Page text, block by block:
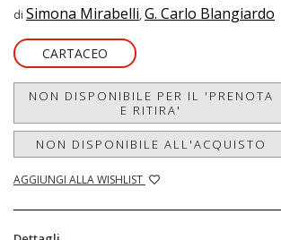
di Simona Mirabelli, G. Carlo Blangiardo
CARTACEO
NON DISPONIBILE PER IL 'PRENOTA
E RITIRA'
NON DISPONIBILE ALL'ACQUISTO
AGGIUNGI ALLA WISHLIST